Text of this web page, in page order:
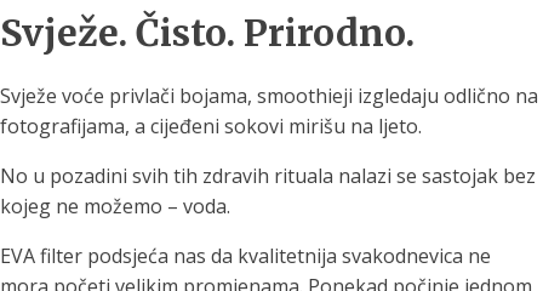
Svježe. Čisto. Prirodno.
Svježe voće privlači bojama, smoothieji izgledaju odlično na
fotografijama, a cijeđeni sokovi mirišu na ljeto.
No u pozadini svih tih zdravih rituala nalazi se sastojak bez
kojeg ne možemo – voda.
EVA filter podsjeća nas da kvalitetnija svakodnevica ne